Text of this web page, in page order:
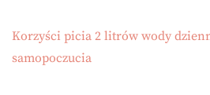
Korzyści picia 2 litrów wody
samopoczucia